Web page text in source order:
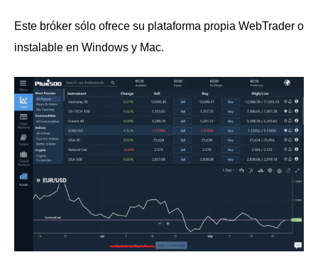
Este bróker sólo ofrece su plataforma propia WebTrader o
instalable en Windows y Mac.